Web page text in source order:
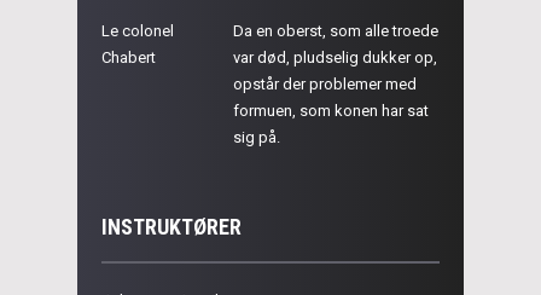
Le colonel
Chabert
Da en oberst, som alle troede
var død, pludselig dukker op,
opstår der problemer med
formuen, som konen har sat
sig på.
INSTRUKTØRER